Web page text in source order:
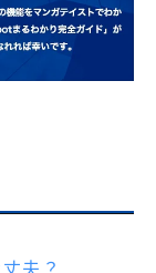
夫？